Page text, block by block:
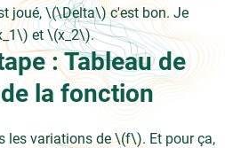
joué, \(\Delta\) c'est bon. Je
et \(x_2\).
: Tableau de
la fonction
les variations de \(f\). Et pour ça,